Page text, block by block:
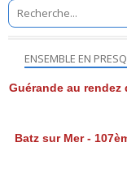
ENSEMBLE EN
Guérande au
Batz sur Mer -